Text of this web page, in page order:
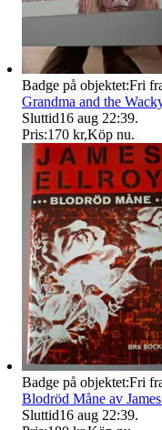
Badge på objektet:Fri
Grandma and the
Sluttid16 aug 22:39.
Pris:170 kr,Köp nu.
Badge på objektet:Fri
Blodröd Måne av
Sluttid16 aug 22:39.